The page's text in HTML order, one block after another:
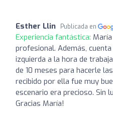
Esther Llin Publicada en
Experiencia fantástica:
profesional. Además,
izquierda a la hora de
de 10 meses para hacerle
recibido por ella fue muy
escenario era precioso. Sin
Gracias María!